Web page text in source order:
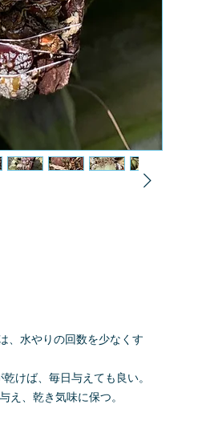
、水やりの回数を少なくす
けば、毎日与えても良い。
え、乾き気味に保つ。